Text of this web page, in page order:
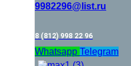
9982296@list.ru
8 (812) 998 22 96
Whatsapp Telegram